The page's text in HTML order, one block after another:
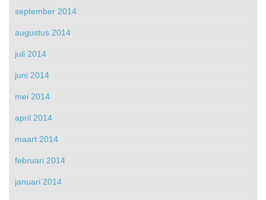
september 2014
augustus 2014
juli 2014
juni 2014
mei 2014
april 2014
maart 2014
februari 2014
januari 2014